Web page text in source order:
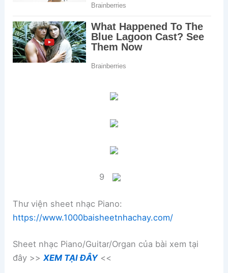
9
Thư viện sheet nhạc Piano:
https://www.1000baisheetnhachay.com/
Sheet nhạc Piano/Guitar/Organ của bài xem tại
đây >>XEM TẠI ĐÂY<<